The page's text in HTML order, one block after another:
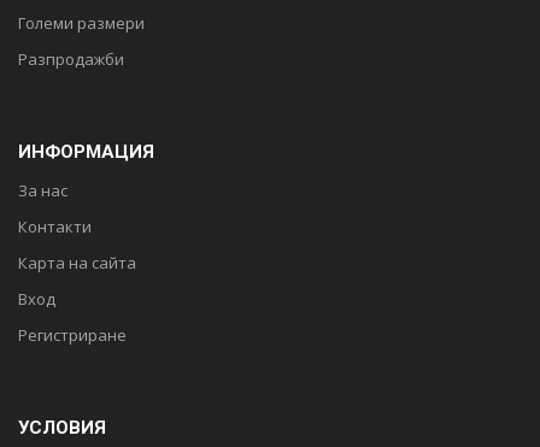
Големи размери
Разпродажби
ИНФОРМАЦИЯ
За нас
Контакти
Карта на сайта
Вход
Регистриране
УСЛОВИЯ